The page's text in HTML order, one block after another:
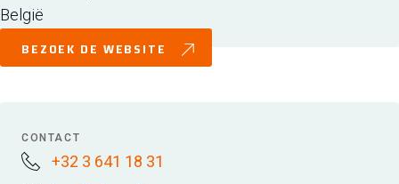
België
BEZOEK DE WEBSITE
CONTACT
+32 3 641 18 31